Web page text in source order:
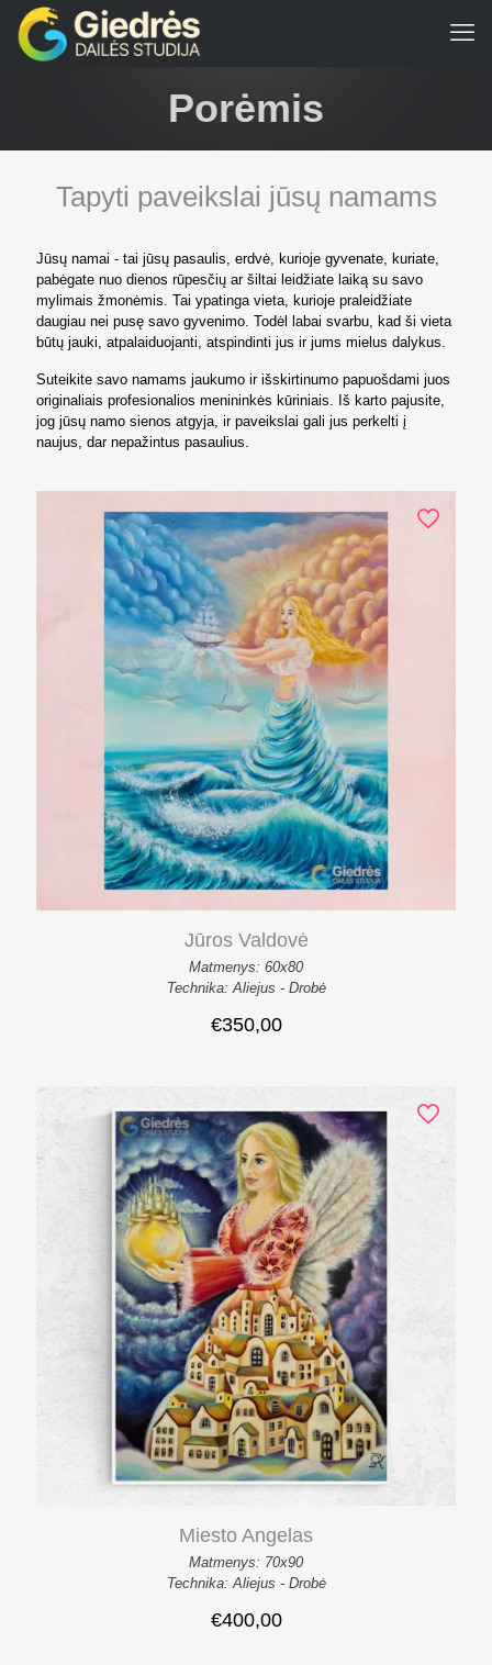
Porėmis
Tapyti paveikslai jūsų namams
Jūsų namai - tai jūsų pasaulis, erdvė, kurioje gyvenate, kuriate,
pabėgate nuo dienos rūpesčių ar šiltai leidžiate laiką su savo
mylimais žmonėmis. Tai ypatinga vieta, kurioje praleidžiate
daugiau nei pusę savo gyvenimo. Todėl labai svarbu, kad ši vieta
būtų jauki, atpalaiduojanti, atspindinti jus ir jums mielus dalykus.
Suteikite savo namams jaukumo ir išskirtinumo papuošdami juos
originaliais profesionalios menininkės kūriniais. Iš karto pajusite,
jog jūsų namo sienos atgyja, ir paveikslai gali jus perkelti į
naujus, dar nepažintus pasaulius.
Jūros Valdovė
Matmenys: 60x80
Technika: Aliejus - Drobė
€350,00
Miesto Angelas
Matmenys: 70x90
Technika: Aliejus - Drobė
€400,00